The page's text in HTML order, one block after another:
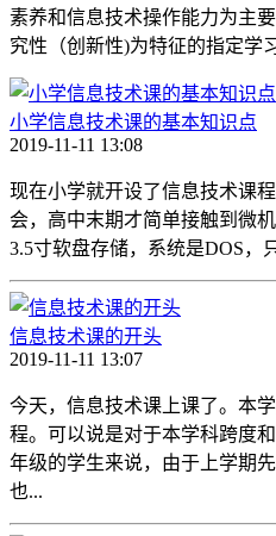
素养和信息技术操作能力为主
究性（创新性)为特征的指定学
小学信息技术课的基本知识点
2019-11-11 13:08
现在小学就开设了信息技术课
会，高中末期才简单接触到微
3.5寸软盘存储，系统是DOS，
信息技术课的开头
2019-11-11 13:07
今天，信息技术课上课了。本
程。可以说是对于本学科跨度
年级的学生来说，由于上学期
也...